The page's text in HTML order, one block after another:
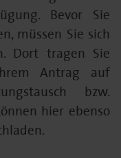
Bevor Sie
müssen Sie sich
Dort tragen Sie
Antrag auf
bzw.
hier ebenso